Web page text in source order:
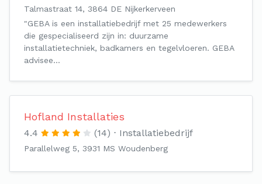
Talmastraat 14, 3864 DE Nijkerkerveen
"GEBA is een installatiebedrijf met 25 medewerkers
die gespecialiseerd zijn in: duurzame
installatietechniek, badkamers en tegelvloeren. GEBA
advisee…
Hofland Installaties
4.4 (14) Installatiebedrijf
Parallelweg 5, 3931 MS Woudenberg